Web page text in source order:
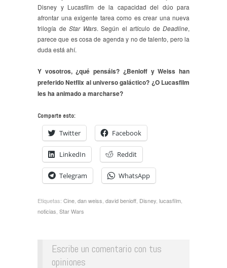
Disney y Lucasfilm de la capacidad del dúo para
afrontar una exigente tarea como es crear una nueva
trilogía de Star Wars. Según el artículo de Deadline,
parece que es cosa de agenda y no de talento, pero la
duda está ahí.
Y vosotros, ¿qué pensáis? ¿Benioff y Weiss han
preferido Netflix al universo galáctico? ¿O Lucasfilm
les ha animado a marcharse?
Comparte esto:
Twitter Facebook
LinkedIn Reddit
Telegram WhatsApp
Etiquetas: Cine dan weiss david benioff Disney lucasfilm
noticias Star Wars
Escribe un comentario con tus
opiniones